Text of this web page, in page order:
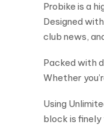
Probike is a
Designed
club news,
Packed with
Whether
Using
block is finely